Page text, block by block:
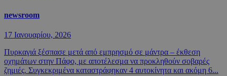
newsroom
17 Ιανουαρίου, 2026
Πυρκαγιά ξέσπασε μετά από εμπρησμό σε μάντρα – έκθεση
οχημάτων στην Πάφο, με αποτέλεσμα να προκληθούν σοβαρές
ζημιές. Συγκεκριμένα καταστράφηκαν 4 αυτοκίνητα και ακόμη 6...